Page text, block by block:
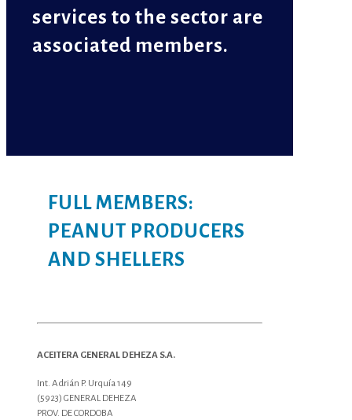
services to the sector are
associated members.
FULL MEMBERS:
PEANUT PRODUCERS
AND SHELLERS
ACEITERA GENERAL DEHEZA S.A.
Int. Adrián P. Urquía 149
(5923) GENERAL DEHEZA
PROV. DE CORDOBA